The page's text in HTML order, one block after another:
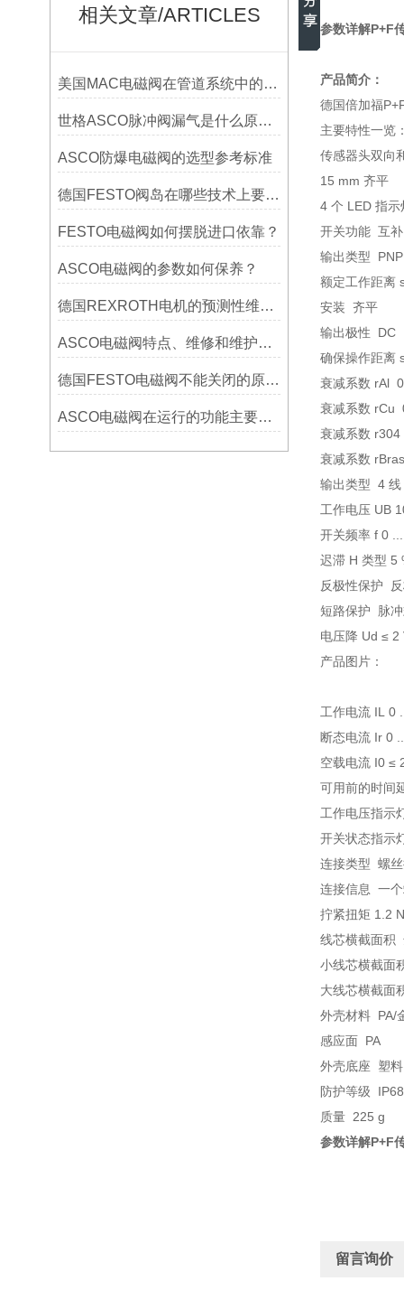
相关文章/ARTICLES
美国MAC电磁阀在管道系统中的特殊
世格ASCO脉冲阀漏气是什么原因，怎么解决？
ASCO防爆电磁阀的选型参考标准
德国FESTO阀岛在哪些技术上要注意操作
FESTO电磁阀如何摆脱进口依靠？
ASCO电磁阀的参数如何保养？
德国REXROTH电机的预测性维护：振动、温度监测与故障预警
ASCO电磁阀特点、维修和维护方法
德国FESTO电磁阀不能关闭的原因及解决方案
ASCO电磁阀在运行的功能主要有哪些
参数详解P+F
产品简介：
德国倍加福
主要特性一览
传感器头双向
15 mm 齐平
4 个 LED 指示
开关功能 互补
输出类型 PNP
额定工作距离
安装 齐平
输出极性 DC
确保操作距离
衰减系数 rAl
衰减系数 rCu
衰减系数
衰减系数
输出类型 4 线
工作电压 UB
开关频率 f 0
迟滞 H 类型 5
反极性保护
短路保护 脉
电压降 Ud ≤ 2
产品图片：
工作电流 IL 0
断态电流 Ir 0
空载电流 I0 ≤
可用前的时间
工作电压指示
开关状态指示
连接类型 螺
连接信息 一
拧紧扭矩 1.2
线芯横截面积
小线芯横截面
大线芯横截面
外壳材料 PA/
感应面 PA
外壳底座 塑料
防护等级
质量 225 g
参数详解P+F
留言询价